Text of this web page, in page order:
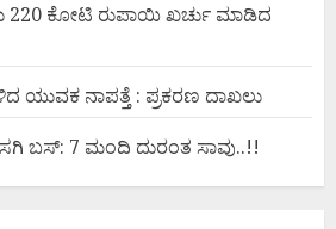
ಕೋಟಿ ರುಪಾಯಿ ಖರ್ಚು ಮಾಡಿದ
ಯುವಕ ನಾಪತ್ತೆ : ಪ್ರಕರಣ ದಾಖಲು
ಬಸ್: 7 ಮಂದಿ ದುರಂತ ಸಾವು..!!